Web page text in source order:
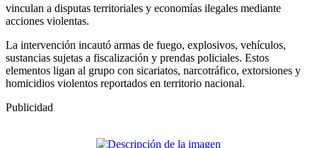
vinculan a disputas territoriales y economías ilegales mediante
acciones violentas.
La intervención incautó armas de fuego, explosivos, vehículos,
sustancias sujetas a fiscalización y prendas policiales. Estos
elementos ligan al grupo con sicariatos, narcotráfico, extorsiones y
homicidios violentos reportados en territorio nacional.
Publicidad